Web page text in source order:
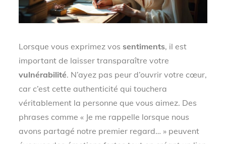
Lorsque vous exprimez vossentiments, il est
important de laisser transparaître votre
vulnérabilité. N’ayez pas peur d’ouvrir votre cœur,
car c’est cette authenticité qui touchera
véritablement la personne que vous aimez. Des
phrases comme « Je me rappelle lorsque nous
avons partagé notre premier regard… » peuvent